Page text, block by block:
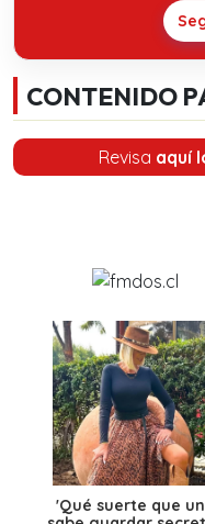
CONTENIDO
Revisa aquí
'Qué suerte que